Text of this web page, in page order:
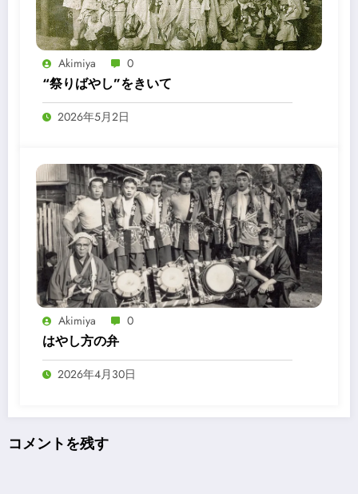
Akimiya 0
“祭りばやし”をきいて
2026年5月2日
Akimiya 0
はやし方の弁
2026年4月30日
コメントを残す